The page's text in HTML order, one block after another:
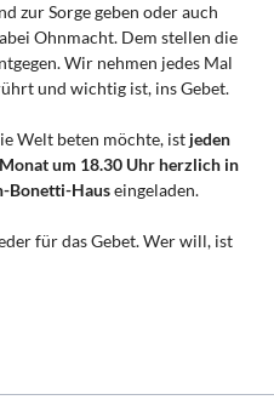
zur Sorge geben oder auch
Ohnmacht. Dem stellen die
Wir nehmen jedes Mal
und wichtig ist, ins Gebet.
Welt beten möchte, ist jeden
um 18.30 Uhr herzlich in
Bonetti-Hauseingeladen.
für das Gebet. Wer will, ist